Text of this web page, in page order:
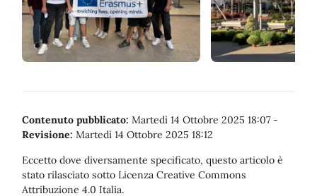
Contenuto pubblicato: Martedì 14 Ottobre 2025 18:07 -
Revisione: Martedì 14 Ottobre 2025 18:12
Eccetto dove diversamente specificato, questo articolo è
stato rilasciato sotto Licenza Creative Commons
Attribuzione 4.0 Italia.